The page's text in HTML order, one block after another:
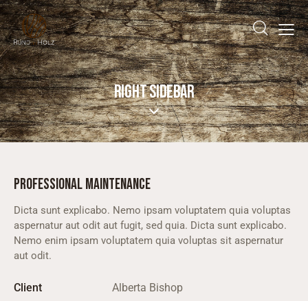
RIGHT SIDEBAR
PROFESSIONAL MAINTENANCE
Dicta sunt explicabo. Nemo ipsam voluptatem quia voluptas
aspernatur aut odit aut fugit, sed quia. Dicta sunt explicabo.
Nemo enim ipsam voluptatem quia voluptas sit aspernatur
aut odit.
Client
Alberta Bishop